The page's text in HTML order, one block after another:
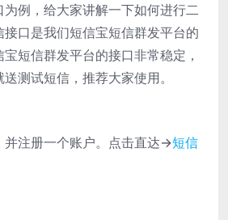
例，给大家讲解一下如何进行二
口是我们短信宝短信群发平台的
短信群发平台的接口非常稳定，
测试短信，推荐大家使用。
并注册一个账户。点击直达→短信